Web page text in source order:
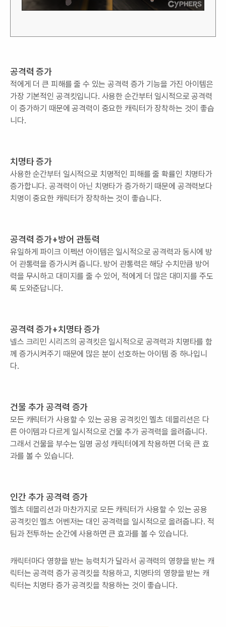
공격력 증가
적에게 더 큰 피해를 줄 수 있는 공격력 증가 기능을 가진 아이템은
가장 기본적인 공격킷입니다. 사용한 순간부터 일시적으로 공격력
이 증가하기 때문에 공격력이 중요한 캐릭터가 장착하는 것이 좋습
니다.
치명타 증가
사용한 순간부터 일시적으로 치명적인 피해를 줄 확률인 치명타가
증가합니다. 공격력이 아닌 치명타가 증가하기 때문에 공격력보다
치명이 중요한 캐릭터가 장착하는 것이 좋습니다.
공격력 증가+방어 관통력
유일하게 파이크 이펙션 아이템은 일시적으로 공격력과 동시에 방
어 관통력을 증가시켜 줍니다. 방어 관통력은 해당 수치만큼 방어
력을 무시하고 대미지를 줄 수 있어, 적에게 더 많은 대미지를 주도
록 도와준답니다.
공격력 증가+치명타 증가
넬스 크리민 시리즈의 공격킷은 일시적으로 공격력과 치명타를 함
께 증가시켜주기 때문에 많은 분이 선호하는 아이템 중 하나입니
다.
건물 추가 공격력 증가
모든 캐릭터가 사용할 수 있는 공용 공격킷인 멜츠 데몰리션은 다
른 아이템과 다르게 일시적으로 건물 추가 공격력을 올려줍니다.
그래서 건물을 부수는 일명 공성 캐릭터에게 착용하면 더욱 큰 효
과를 볼 수 있습니다.
인간 추가 공격력 증가
멜츠 데몰리션과 마찬가지로 모든 캐릭터가 사용할 수 있는 공용
공격킷인 멜츠 어벤저는 대인 공격력을 일시적으로 올려줍니다. 적
팀과 전투하는 순간에 사용하면 큰 효과를 볼 수 있습니다.
캐릭터마다 영향을 받는 능력치가 달라서 공격력의 영향을 받는 캐
릭터는 공격력 증가 공격킷을 착용하고, 치명타의 영향을 받는 캐
릭터는 치명타 증가 공격킷을 착용하는 것이 좋습니다.